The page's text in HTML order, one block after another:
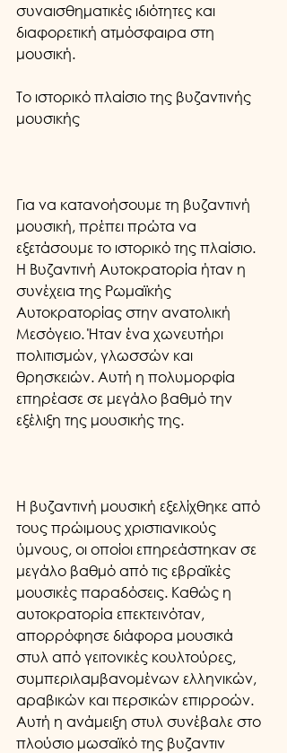
συναισθηματικές ιδιότητες και
διαφορετική ατμόσφαιρα στη
μουσική.
Το ιστορικό πλαίσιο της βυζαντινής
μουσικής
Για να κατανοήσουμε τη βυζαντινή
μουσική, πρέπει πρώτα να
εξετάσουμε το ιστορικό της πλαίσιο.
Η Βυζαντινή Αυτοκρατορία ήταν η
συνέχεια της Ρωμαϊκής
Αυτοκρατορίας στην ανατολική
Μεσόγειο. Ήταν ένα χωνευτήρι
πολιτισμών, γλωσσών και
θρησκειών. Αυτή η πολυμορφία
επηρέασε σε μεγάλο βαθμό την
εξέλιξη της μουσικής της.
Η βυζαντινή μουσική εξελίχθηκε από
τους πρώιμους χριστιανικούς
ύμνους, οι οποίοι επηρεάστηκαν σε
μεγάλο βαθμό από τις εβραϊκές
μουσικές παραδόσεις. Καθώς η
αυτοκρατορία επεκτεινόταν,
απορρόφησε διάφορα μουσικά
στυλ από γειτονικές κουλτούρες,
συμπεριλαμβανομένων ελληνικών,
αραβικών και περσικών επιρροών.
Αυτή η ανάμειξη στυλ συνέβαλε στο
πλούσιο μωσαϊκό της βυζαντιν